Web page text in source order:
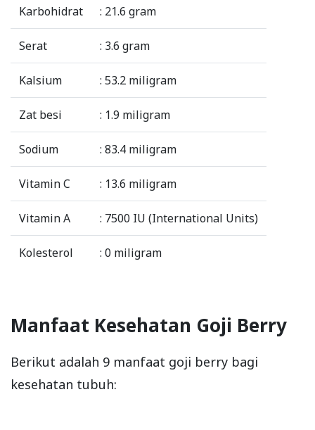
Karbohidrat : 21.6 gram
Serat : 3.6 gram
Kalsium : 53.2 miligram
Zat besi : 1.9 miligram
Sodium : 83.4 miligram
Vitamin C : 13.6 miligram
Vitamin A : 7500 IU (International Units)
Kolesterol : 0 miligram
Manfaat Kesehatan Goji Berry
Berikut adalah 9 manfaat goji berry bagi
kesehatan tubuh: